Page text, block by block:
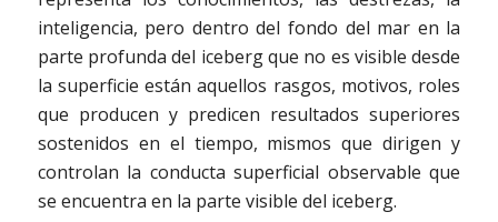
inteligencia, pero dentro del fondo del mar en la
parte profunda del iceberg que no es visible desde
la superficie están aquellos rasgos, motivos, roles
que producen y predicen resultados superiores
sostenidos en el tiempo, mismos que dirigen y
controlan la conducta superficial observable que
se encuentra en la parte visible del iceberg.